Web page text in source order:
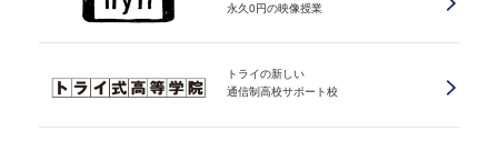
永久0円の映像授業
トライの新しい
通信制高校サポート校